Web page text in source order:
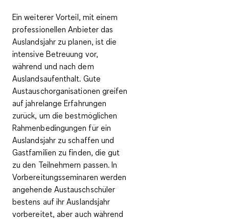
Ein weiterer Vorteil, mit einem
professionellen Anbieter das
Auslandsjahr zu planen, ist die
intensive Betreuung vor,
während und nach dem
Auslandsaufenthalt. Gute
Austauschorganisationen greifen
auf jahrelange Erfahrungen
zurück, um die bestmöglichen
Rahmenbedingungen für ein
Auslandsjahr zu schaffen und
Gastfamilien zu finden, die gut
zu den Teilnehmern passen. In
Vorbereitungsseminaren werden
angehende Austauschschüler
bestens auf ihr Auslandsjahr
vorbereitet, aber auch während